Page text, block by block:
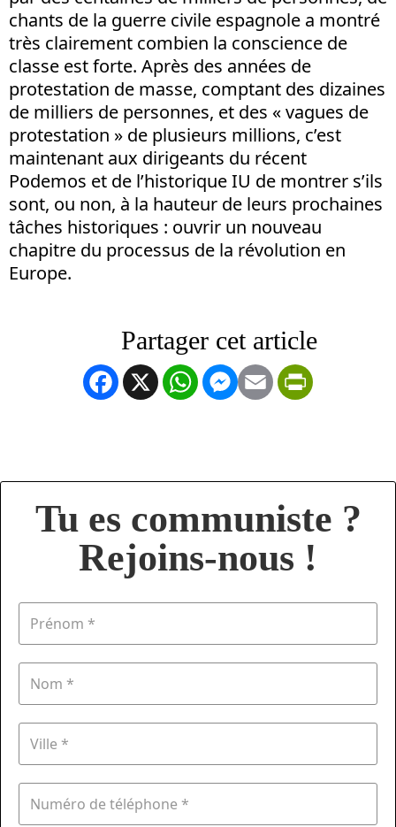
chants de la guerre civile espagnole a montré
très clairement combien la conscience de
classe est forte. Après des années de
protestation de masse, comptant des dizaines
de milliers de personnes, et des « vagues de
protestation » de plusieurs millions, c’est
maintenant aux dirigeants du récent
Podemos et de l’historique IU de montrer s’ils
sont, ou non, à la hauteur de leurs prochaines
tâches historiques : ouvrir un nouveau
chapitre du processus de la révolution en
Europe.
Facebook
X WhatsApp
Messenger
Email
Tu es communiste ?
Rejoins-nous !